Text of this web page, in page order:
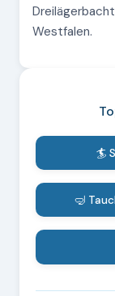
Westfalen.
🏄
🤿